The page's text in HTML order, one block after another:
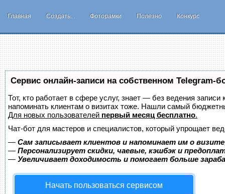
Главная Создать... Фоторамки Полезно Конкурс
Сервис онлайн-записи на собственном Telegram-
Тот, кто работает в сфере услуг, знает — без ведения
напоминать клиентам о визитах тоже. Нашли самый
Для новых пользователей первый месяц бесплатно.
Чат-бот для мастеров и специалистов, который упрощает
— Сам записывает клиентов и напоминает им о
— Персонализирует скидки, чаевые, кэшбэк и
— Увеличивает доходимость и помогает больше
Начать пользоваться сервисом